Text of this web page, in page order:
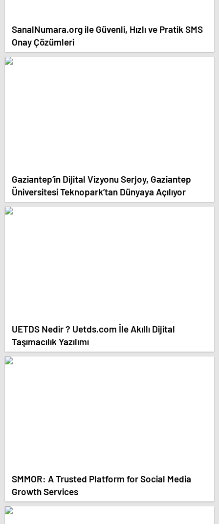
SanalNumara.org ile Güvenli, Hızlı ve Pratik SMS
Onay Çözümleri
Gaziantep’in Dijital Vizyonu Serjoy, Gaziantep
Üniversitesi Teknopark’tan Dünyaya Açılıyor
UETDS Nedir ? Uetds.com İle Akıllı Dijital
Taşımacılık Yazılımı
SMMOR: A Trusted Platform for Social Media
Growth Services